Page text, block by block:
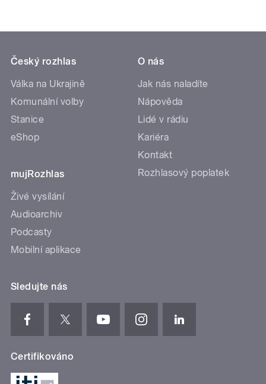
Český rozhlas
Válka na Ukrajině
Komunální volby
Stanice
eShop
mujRozhlas
Živé vysílání
Audioarchiv
Podcasty
Mobilní aplikace
O nás
Jak nás naladíte
Nápověda
Lidé v rádiu
Kariéra
Kontakt
Rozhlasový poplatek
Sledujte nás
Certifikováno